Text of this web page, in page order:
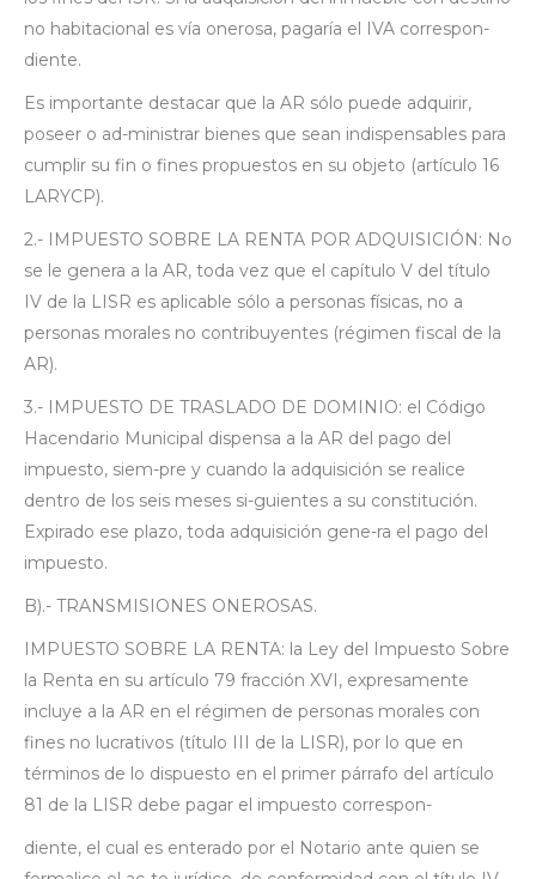
no habitacional es vía onerosa, pagaría el IVA correspon-
diente.
Es importante destacar que la AR sólo puede adquirir,
poseer o ad-ministrar bienes que sean indispensables para
cumplir su fin o fines propuestos en su objeto (artículo 16
LARYCP).
2.- IMPUESTO SOBRE LA RENTA POR ADQUISICIÓN: No
se le genera a la AR, toda vez que el capítulo V del título
IV de la LISR es aplicable sólo a personas físicas, no a
personas morales no contribuyentes (régimen fiscal de la
AR).
3.- IMPUESTO DE TRASLADO DE DOMINIO: el Código
Hacendario Municipal dispensa a la AR del pago del
impuesto, siem-pre y cuando la adquisición se realice
dentro de los seis meses si-guientes a su constitución.
Expirado ese plazo, toda adquisición gene-ra el pago del
impuesto.
B).- TRANSMISIONES ONEROSAS.
IMPUESTO SOBRE LA RENTA: la Ley del Impuesto Sobre
la Renta en su artículo 79 fracción XVI, expresamente
incluye a la AR en el régimen de personas morales con
fines no lucrativos (título III de la LISR), por lo que en
términos de lo dispuesto en el primer párrafo del artículo
81 de la LISR debe pagar el impuesto correspon-
diente, el cual es enterado por el Notario ante quien se